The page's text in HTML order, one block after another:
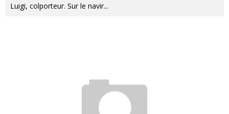
Luigi, colporteur. Sur le navir...